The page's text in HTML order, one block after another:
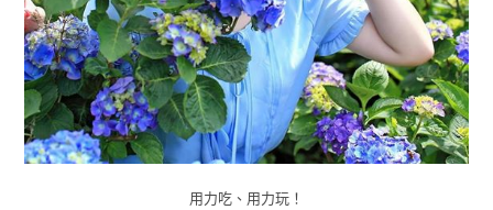
用力吃、用力玩！